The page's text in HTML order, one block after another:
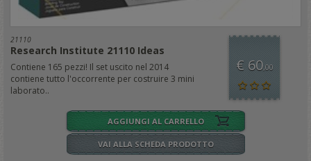
21110
Research Institute 21110 Ideas
Contiene 165 pezzi! Il set uscito nel 2014
contiene tutto l'occorrente per costruire 3 mini
laborato..
€ 60,00
AGGIUNGI AL CARRELLO
VAI ALLA SCHEDA PRODOTTO